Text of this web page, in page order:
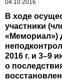
04.10.2016
В ходе
участники
«Мемориал»)
2016 г. и 3–9
о